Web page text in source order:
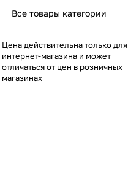
Все товары категории
Цена действительна только для
интернет-магазина и может
отличаться от цен в розничных
магазинах